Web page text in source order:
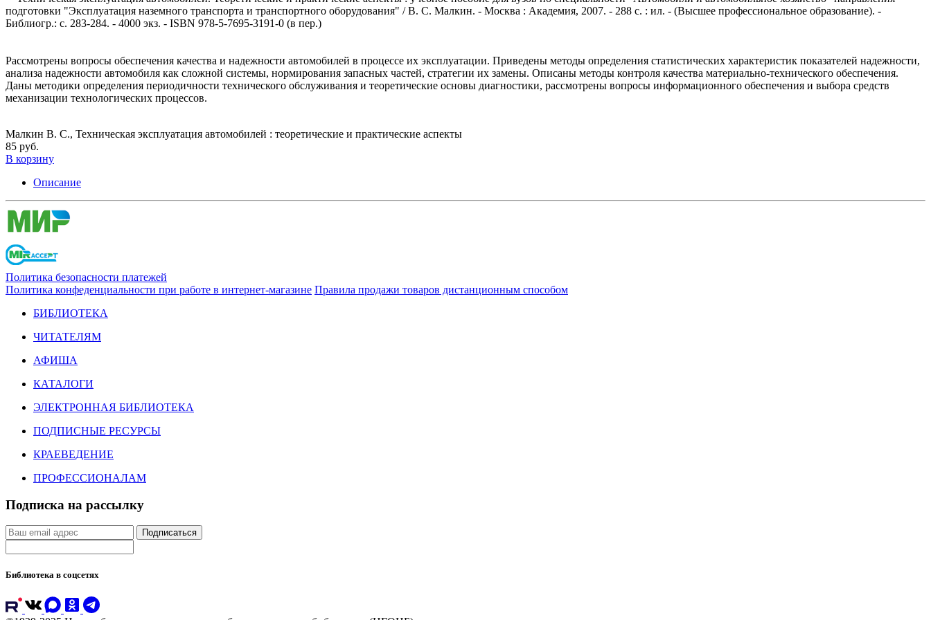
подготовки "Эксплуатация наземного транспорта и транспортного оборудования" / В. С. Малкин. - Москва : Академия, 2007. - 288 с. : ил. - (Высшее профессиональное образование). -
Библиогр.: с. 283-284. - 4000 экз. - ISBN 978-5-7695-3191-0 (в пер.)
Рассмотрены вопросы обеспечения качества и надежности автомобилей в процессе их эксплуатации. Приведены методы определения статистических характеристик показателей надежности,
анализа надежности автомобиля как сложной системы, нормирования запасных частей, стратегии их замены. Описаны методы контроля качества материально-технического обеспечения.
Даны методики определения периодичности технического обслуживания и теоретические основы диагностики, рассмотрены вопросы информационного обеспечения и выбора средств
механизации технологических процессов.
Малкин В. С., Техническая эксплуатация автомобилей : теоретические и практические аспекты
85 руб.
В корзину
Описание
Политика безопасности платежей
Политика конфеденциальности при работе в интернет-магазине Правила продажи товаров дистанционным способом
БИБЛИОТЕКА
ЧИТАТЕЛЯМ
АФИША
КАТАЛОГИ
ЭЛЕКТРОННАЯ БИБЛИОТЕКА
ПОДПИСНЫЕ РЕСУРСЫ
КРАЕВЕДЕНИЕ
ПРОФЕССИОНАЛАМ
Подписка на рассылку
Подписаться
Библиотека в соцсетях